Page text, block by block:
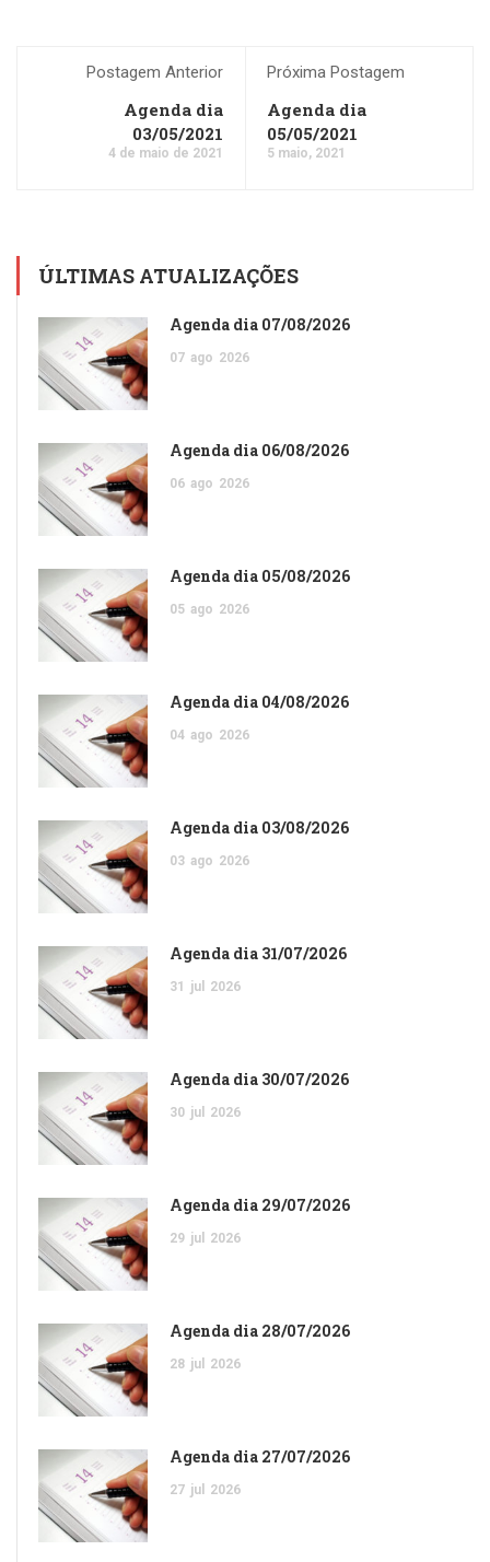
Postagem Anterior
Agenda dia
03/05/2021
4 de maio de 2021
Próxima Postagem
Agenda dia
05/05/2021
5 maio, 2021
ÚLTIMAS ATUALIZAÇÕES
Agenda dia 07/08/2026
07 ago 2026
Agenda dia 06/08/2026
06 ago 2026
Agenda dia 05/08/2026
05 ago 2026
Agenda dia 04/08/2026
04 ago 2026
Agenda dia 03/08/2026
03 ago 2026
Agenda dia 31/07/2026
31 jul 2026
Agenda dia 30/07/2026
30 jul 2026
Agenda dia 29/07/2026
29 jul 2026
Agenda dia 28/07/2026
28 jul 2026
Agenda dia 27/07/2026
27 jul 2026